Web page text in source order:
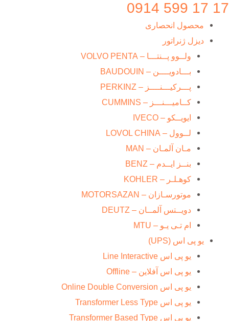
17 17 599 0914
محصول انحصاری
دیزل ژنراتور
ولــوو پــنتـــا – VOLVO PENTA
بـــادویــــن – BAUDOUIN
پـــرکیـــنــــز – PERKINZ
کــامیـــنـــز – CUMMINS
ایویــکو – IVECO
لــوول – LOVOL CHINA
مـان آلمـان – MAN
بنــز ایــدم – BENZ
کوهـلـر – KOHLER
موتورسـازان – MOTORSAZAN
دویــتس آلمــان – DEUTZ
ام تـی یـو – MTU
یو پی اس (UPS)
یو پی اس Line Interactive
یو پی اس آفلاین – Offline
یو پی اس Online Double Conversion
یو پی اس Transformer Less Type
یو پی اس Transformer Based Type